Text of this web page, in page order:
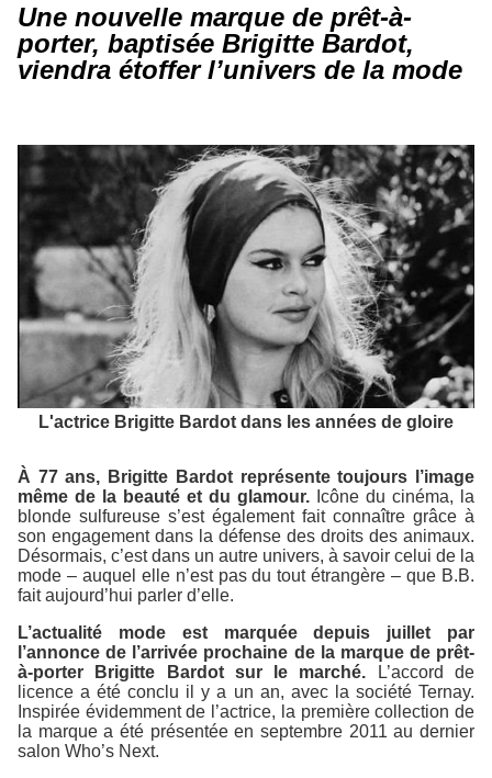
Une nouvelle marque de prêt-à-
porter, baptisée Brigitte Bardot,
viendra étoffer l’univers de la mode
L'actrice Brigitte Bardot dans les années de gloire
À 77 ans, Brigitte Bardot représente toujours l’image
même de la beauté et du glamour. Icône du cinéma, la
blonde sulfureuse s’est également fait connaître grâce à
son engagement dans la défense des droits des animaux.
Désormais, c’est dans un autre univers, à savoir celui de la
mode – auquel elle n’est pas du tout étrangère – que B.B.
fait aujourd’hui parler d’elle.
L’actualité mode est marquée depuis juillet par
l’annonce de l’arrivée prochaine de la marque de prêt-
à-porter Brigitte Bardot sur le marché. L’accord de
licence a été conclu il y a un an, avec la société Ternay.
Inspirée évidemment de l’actrice, la première collection de
la marque a été présentée en septembre 2011 au dernier
salon Who’s Next.